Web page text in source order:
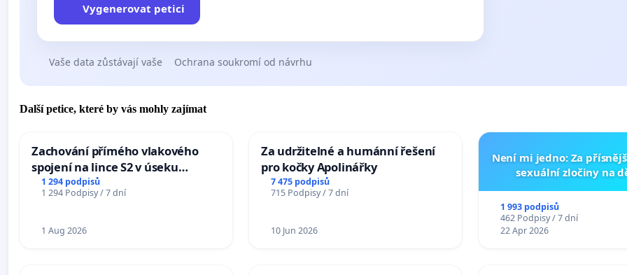
Vygenerovat petici
Vaše data zůstávají vaše Ochrana soukromí od návrhu
Další petice, které by vás mohly zajímat
Zachování přímého vlakového
spojení na lince S2 v úseku
Ostrava – Bohumín – Karviná –
Mosty u Jablunkova
1 294 podpisů
1 294 Podpisy / 7 dní
1 Aug 2026
Za udržitelné a humánní řešení
pro kočky Apolinářky
7 475 podpisů
715 Podpisy / 7 dní
10 Jun 2026
Není mi jedno: Za
sexuální zločiny na
1 993 podpisů
462 Podpisy / 7 dní
22 Apr 2026